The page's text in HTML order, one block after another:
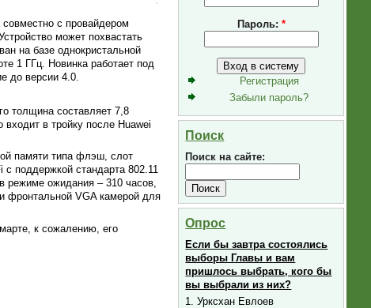
с провайдером
может похвастать
на базе однокристальной
1 ГГц. Новинка работает под
до версии 4.0.
толщина составляет 7,8
в тройку после Huawei
памяти типа флэш, слот
поддержкой стандарта 802.11
режиме ожидания – 310 часов,
фронтальной VGA камерой для
к сожалению, его
Пароль: *
Регистрация
Забыли пароль?
Поиск
Поиск на сайте:
Опрос
Если бы завтра состоялись
выборы Главы и вам
пришлось выбрать, кого бы
вы выбрали из них?
1. Урксхан Евлоев